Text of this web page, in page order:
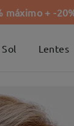
máximo + -
Lentes